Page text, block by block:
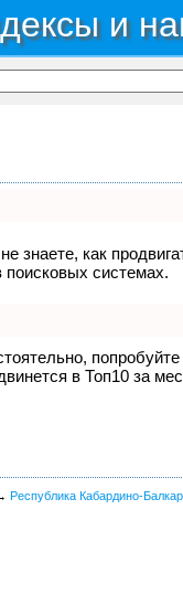
и
знаете, как
системах.
в Топ10 за
Республика Кабардино-